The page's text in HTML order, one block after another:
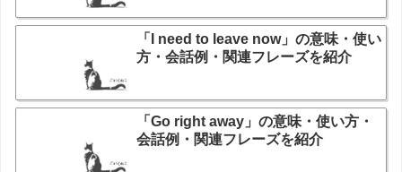
「I need to leave now」の意味・使い
方・会話例・関連フレーズを紹介
「Go right away」の意味・使い方・
会話例・関連フレーズを紹介